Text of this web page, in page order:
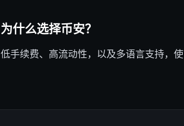
为什么选择币安？
低手续费、高流动性，以及多语言支持，